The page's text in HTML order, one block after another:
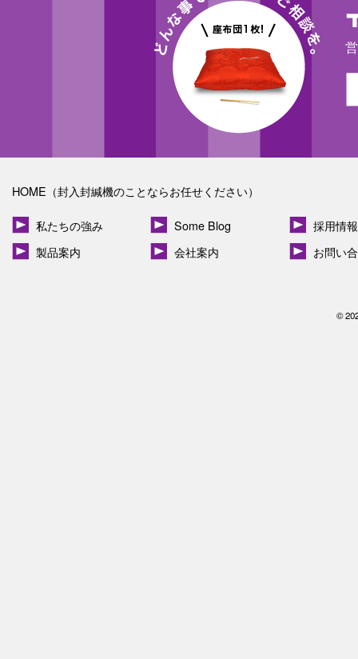
HOME（封入封緘機のことならお任せください）
私たちの強み
製品案内
Some Blog
会社案内
採用情報
お問い
©